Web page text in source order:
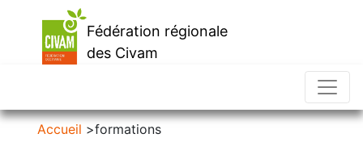
Fédération régionale
des Civam
Accueil >formations